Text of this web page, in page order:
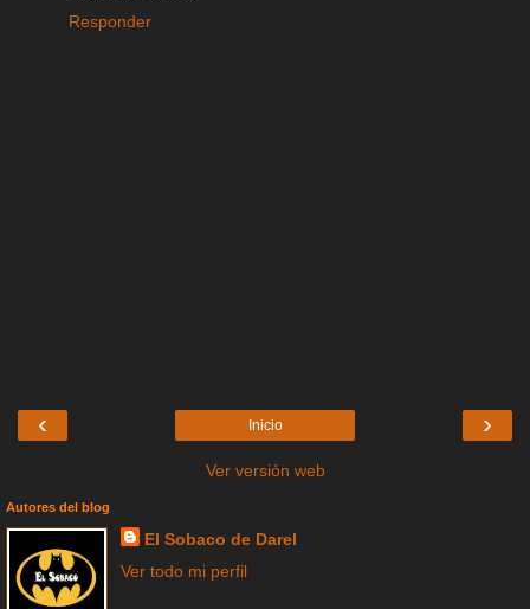
Responder
‹ ›
Inicio
Ver versión web
Autores del blog
El Sobaco de Darel
Ver todo mi perfil